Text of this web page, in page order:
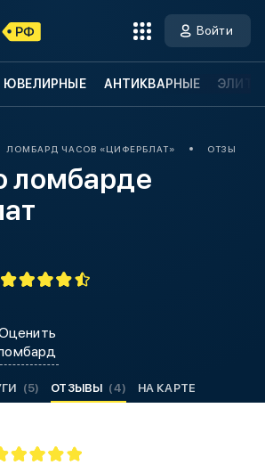
Войти
ЮВЕЛИРНЫЕ АНТИКВАРНЫЕ
ЛОМБАРД ЧАСОВ «ЦИФЕРБЛАТ» ОТЗЫВЫ О
ломбарде
(5) ОТЗЫВЫ (4) НА КАРТЕ